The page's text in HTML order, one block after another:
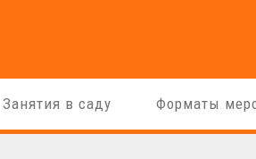
Занятия в саду Форматы